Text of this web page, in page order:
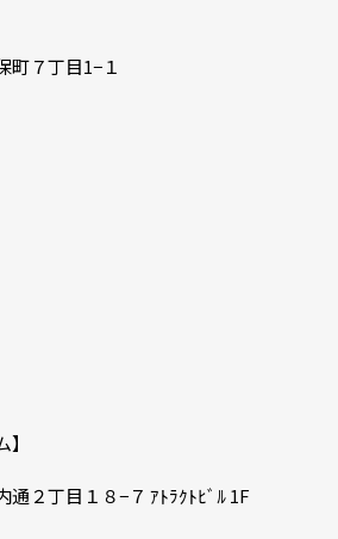
町７丁目1−１
通２丁目１８−７ ｱﾄﾗｸﾄﾋﾞﾙ 1F